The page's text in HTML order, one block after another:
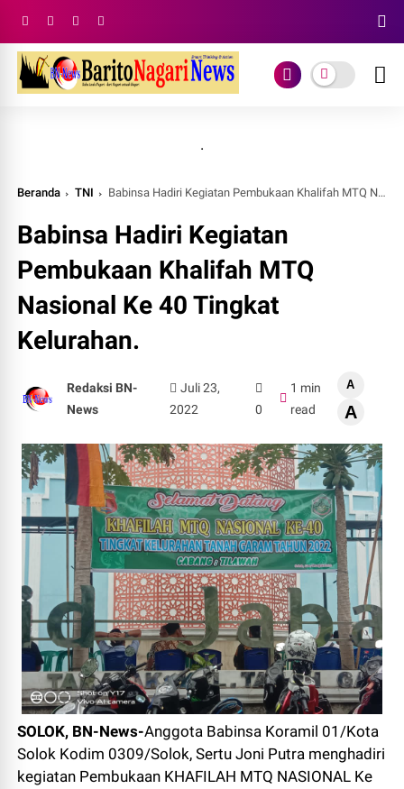
.
Beranda TNI Babinsa Hadiri Kegiatan Pembukaan Khalifah MTQ Nasional Ke 40 Tingkat Kelurahan.
Babinsa Hadiri Kegiatan
Pembukaan Khalifah MTQ
Nasional Ke 40 Tingkat
Kelurahan.
Redaksi BN-
News
Juli 23,
2022
0
1 min
read
A
A
SOLOK, BN-News-Anggota Babinsa Koramil 01/Kota
Solok Kodim 0309/Solok, Sertu Joni Putra menghadiri
kegiatan Pembukaan KHAFILAH MTQ NASIONAL Ke